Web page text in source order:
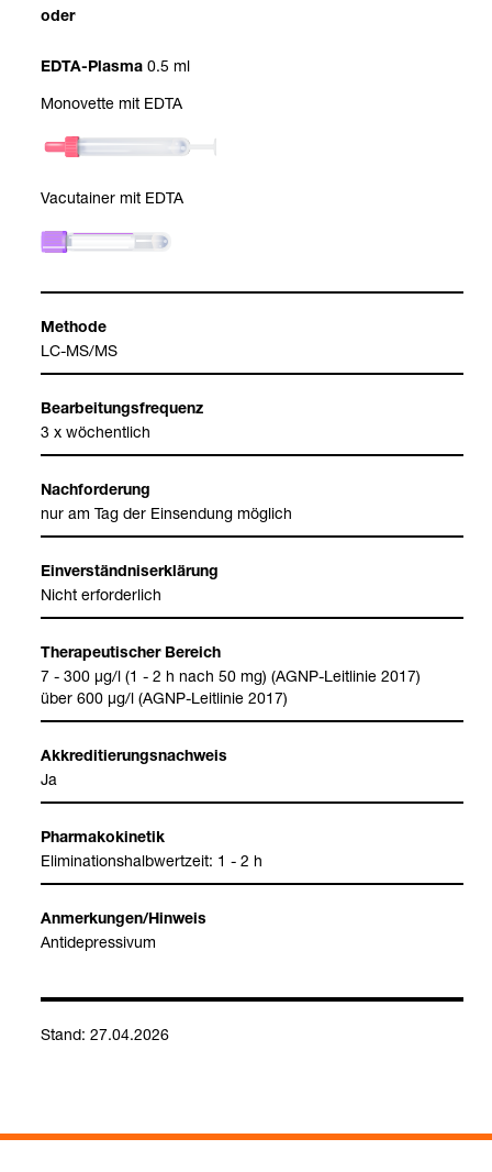
oder
EDTA-​Plasma 0.5 ml
Mono­vette mit EDTA
Vacu­tai­ner mit EDTA
Methode
LC-​MS/MS
Bear­bei­tungs­fre­quenz
3 x wöchent­lich
Nach­for­de­rung
nur am Tag der Ein­sen­dung mög­lich
Ein­ver­ständ­nis­er­klä­rung
Nicht erfor­der­lich
The­ra­peu­ti­scher Bereich
7 - 300 µg/l (1 - 2 h nach 50 mg) (AGNP-​Leit­li­nie 2017)
über 600 µg/l (AGNP-​Leit­li­nie 2017)
Akkre­di­tie­rungs­nach­weis
Ja
Phar­ma­ko­ki­ne­tik
Eli­mi­na­ti­ons­halb­wert­zeit: 1 - 2 h
Anmer­kun­gen/Hin­weis
Anti­de­pres­si­vum
Stand: 27.04.2026